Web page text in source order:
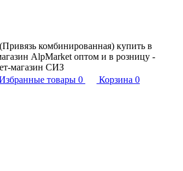
комбинированная) купить в
AlpMarket оптом и в розницу -
магазин СИЗ
товары 0 Корзина 0